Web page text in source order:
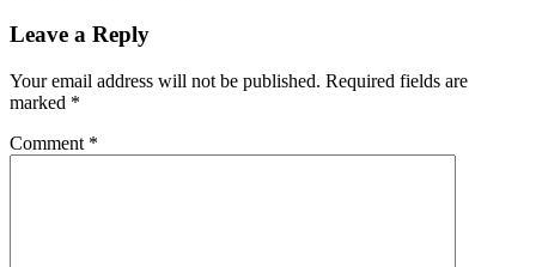
Leave a Reply
Your email address will not be published. Required fields are
marked *
Comment *